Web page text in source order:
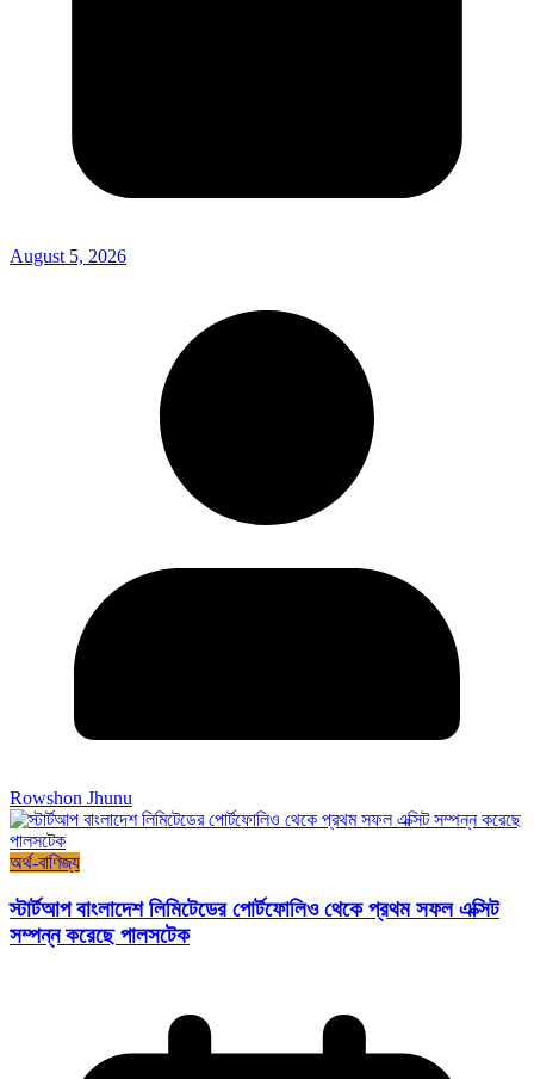
August 5, 2026
Rowshon Jhunu
অর্থ-বাণিজ্য
স্টার্টআপ বাংলাদেশ লিমিটেডের পোর্টফোলিও থেকে প্রথম সফল এক্সিট
সম্পন্ন করেছে পালসটেক